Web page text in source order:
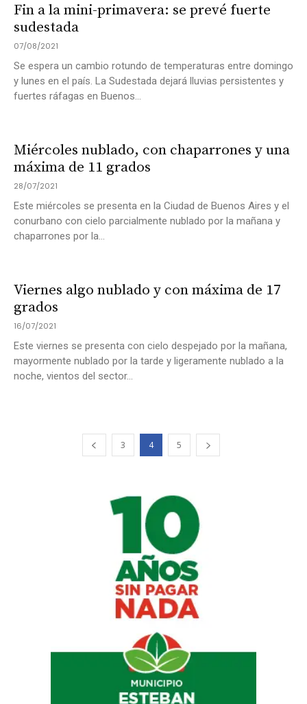
Fin a la mini-primavera: se prevé fuerte
sudestada
07/08/2021
Se espera un cambio rotundo de temperaturas entre domingo
y lunes en el país. La Sudestada dejará lluvias persistentes y
fuertes ráfagas en Buenos...
Miércoles nublado, con chaparrones y una
máxima de 11 grados
28/07/2021
Este miércoles se presenta en la Ciudad de Buenos Aires y el
conurbano con cielo parcialmente nublado por la mañana y
chaparrones por la...
Viernes algo nublado y con máxima de 17
grados
16/07/2021
Este viernes se presenta con cielo despejado por la mañana,
mayormente nublado por la tarde y ligeramente nublado a la
noche, vientos del sector...
3 4 5